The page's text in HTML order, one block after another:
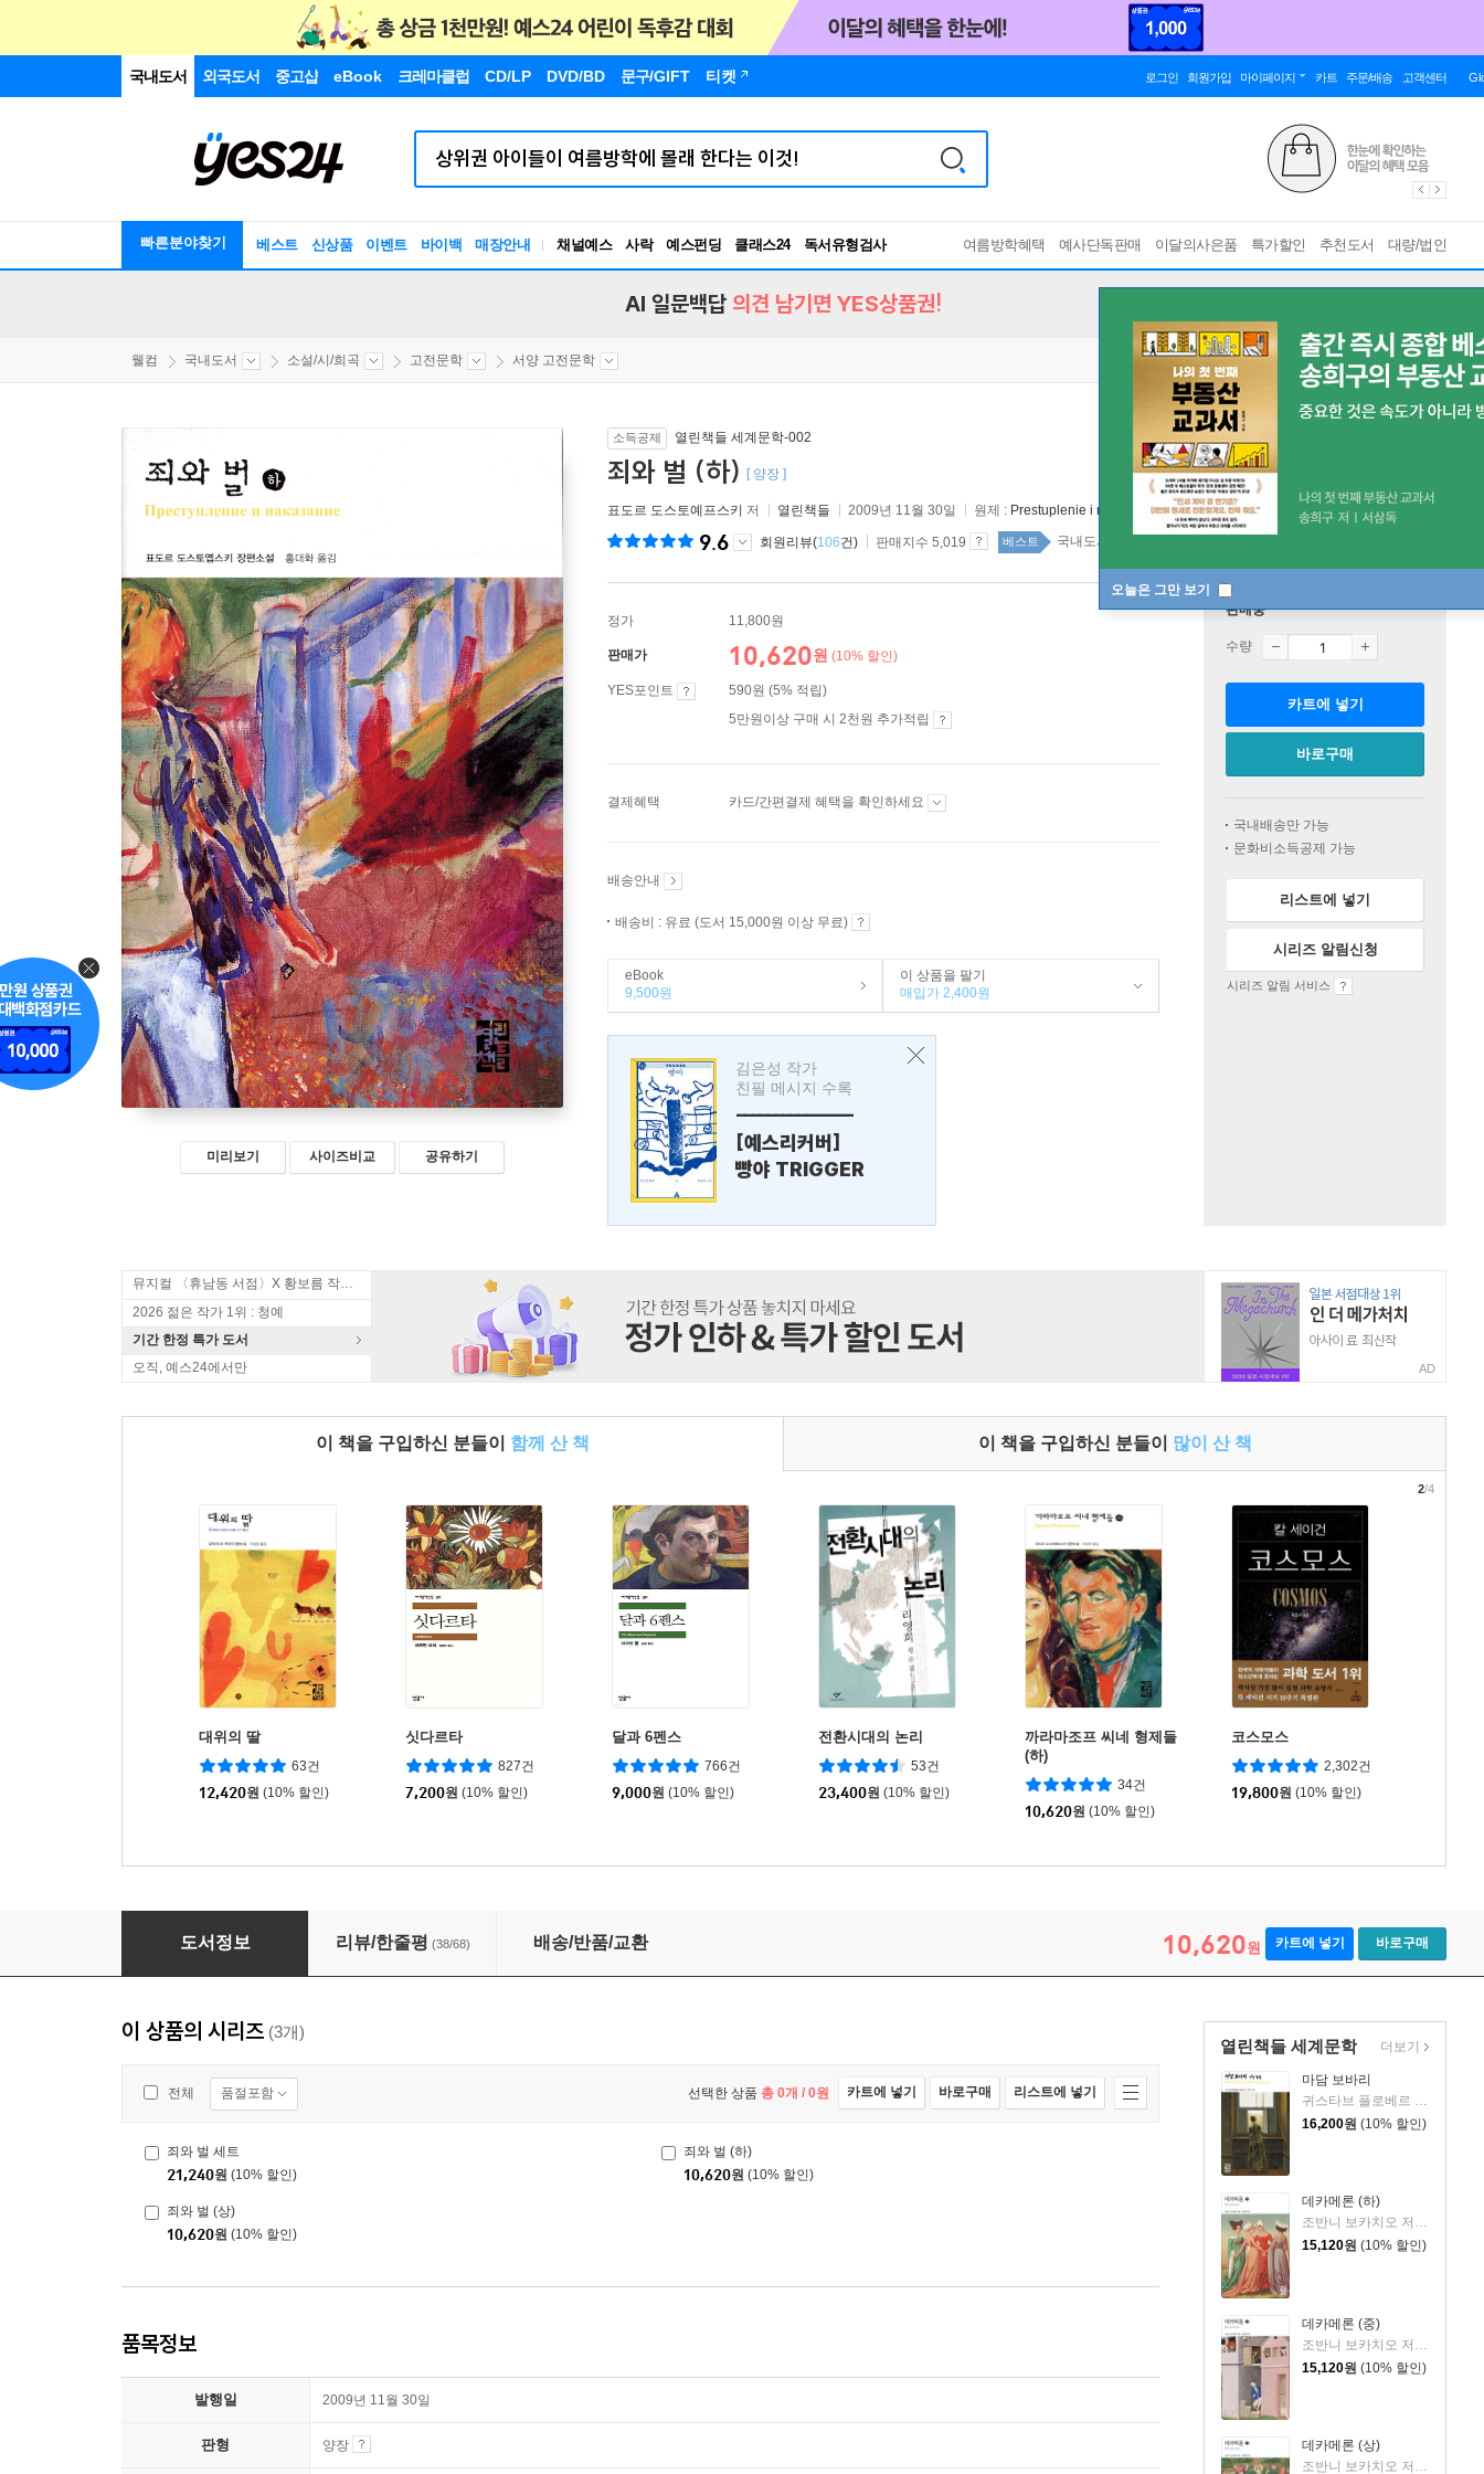
국내도서 외국도서 중고샵 eBook 크레마클럽 CD/LP DVD/BD 문구/GIFT 티켓 로그인 회원가입 마이페이지 카트 주문/배송 고객센터
빠른분야찾기 베스트 신상품 이벤트 바이백 매장안내 채널예스 사락 예스펀딩 클래스24
독서유형검사
RBTI Lab
여름방학혜택 예사단독판매 이달의사은품 특가할인 추천도서 대량/법인
오늘은 그만 보기
AI 일문백답 의견 남기면 YES상품권!
웰컴 국내도서 소설/시/희곡 고전문학 서양 고전문학
미리보기 사이즈비교 공유하기
소득공제 열린책들 세계문학-002
죄와 벌 (하) [ 양장 ]
표도르 도스토예프스키 저 열린책들 2009년 11월 30일 원제 : Prestuplenie i nakazanic
9.6 회원리뷰(106건) 판매지수 5,019 베스트 국내도서 top100 1주
정가 11,800원
판매가 10,620원 (10% 할인)
YES포인트
590원 (5% 적립)
5만원이상 구매 시 2천원 추가적립
결제혜택 카드/간편결제 혜택을 확인하세요
배송안내
배송비 : 유료 (도서 15,000원 이상 무료)
eBook
9,500원
이 상품을 팔기
매입가 2,400원
김은성 작가
친필 메시지 수록
---------------
[예스리커버]
빵야 TRIGGER
판매중
수량
카트에 넣기
바로구매
국내배송만 가능
문화비소득공제 가능
리스트에 넣기
시리즈 알림신청
시리즈 알림 서비스
뮤지컬 〈휴남동 서점〉X 황보름 작가 북토크
2026 젊은 작가 1위 : 청예
기간 한정 특가 도서
오직, 예스24에서만
AD
이 책을 구입하신 분들이 함께 산 책 이 책을 구입하신 분들이 많이 산 책
대위의 딸
63건
12,420원 (10% 할인)
싯다르타
827건
7,200원 (10% 할인)
달과 6펜스
766건
9,000원 (10% 할인)
전환시대의 논리
53건
23,400원 (10% 할인)
까라마조프 씨네 형제들
(하)
34건
10,620원 (10% 할인)
코스모스
2,302건
19,800원 (10% 할인)
2/4
죄와 벌 (하)
도서정보 리뷰/한줄평 (38/68) 배송/반품/교환 10,620원 카트에 넣기 바로구매
열린책들 세계문학
마담 보바리
귀스타브 플로베르 저/김용은 역
16,200원 (10% 할인)
데카메론 (하)
조반니 보카치오 저/김운찬 역
15,120원 (10% 할인)
데카메론 (중)
15,120원 (10% 할인)
데카메론 (상)
더보기
이 상품의 시리즈 (3개)
전체 품절포함 선택한 상품 총 0개 / 0원 카트에 넣기 바로구매 리스트에 넣기
죄와 벌 세트
21,240원 (10% 할인)
죄와 벌 (하)
10,620원 (10% 할인)
죄와 벌 (상)
10,620원 (10% 할인)
품목정보
발행일 2009년 11월 30일
판형 양장